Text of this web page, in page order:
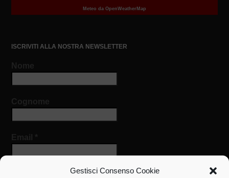
Gestisci Consenso Cookie
Meteo da OpenWeatherMap
ISCRIVITI ALLA NOSTRA NEWSLETTER